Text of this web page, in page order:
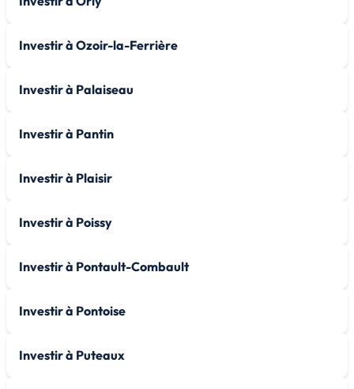
Investir à Ozoir-la-Ferrière
Investir à Palaiseau
Investir à Pantin
Investir à Plaisir
Investir à Poissy
Investir à Pontault-Combault
Investir à Pontoise
Investir à Puteaux